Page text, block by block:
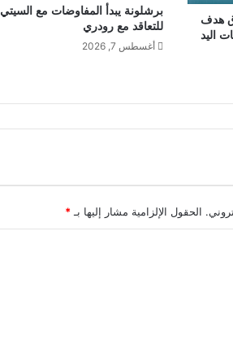
هدف
اليد
برشلونة يبدأ المفاوضات مع السيتي
للتعاقد مع رودري
أغسطس 7, 2026
الحقول الإلزامية مشار إليها بـ *